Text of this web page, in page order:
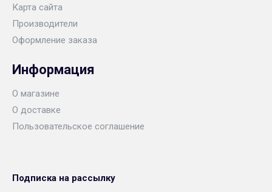
Карта сайта
Производители
Оформление заказа
Информация
О магазине
О доставке
Пользовательское соглашение
Подписка на рассылку